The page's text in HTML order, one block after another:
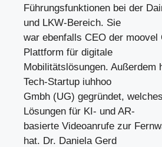
Führungsfunktionen bei der
und LKW-Bereich. Sie
war ebenfalls CEO der moovel
Plattform für digitale
Mobilitätslösungen. Außerdem
Tech-Startup iuhhoo
Gmbh (UG) gegründet,
Lösungen für KI- und AR-
basierte Videoanrufe zur
hat. Dr. Daniela Gerd